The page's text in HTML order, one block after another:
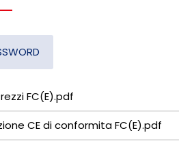
FC(E).pdf
CE di conformita FC(E).pdf